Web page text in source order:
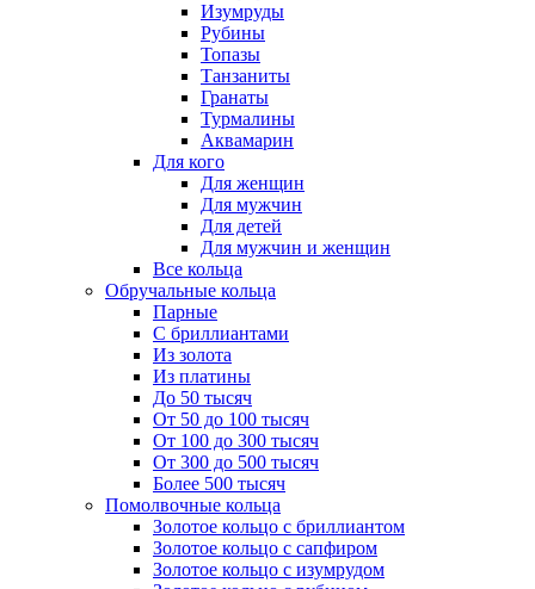
Изумруды
Рубины
Топазы
Танзаниты
Гранаты
Турмалины
Аквамарин
Для кого
Для женщин
Для мужчин
Для детей
Для мужчин и женщин
Все кольца
Обручальные кольца
Парные
С бриллиантами
Из золота
Из платины
До 50 тысяч
От 50 до 100 тысяч
От 100 до 300 тысяч
От 300 до 500 тысяч
Более 500 тысяч
Помолвочные кольца
Золотое кольцо с бриллиантом
Золотое кольцо с сапфиром
Золотое кольцо с изумрудом